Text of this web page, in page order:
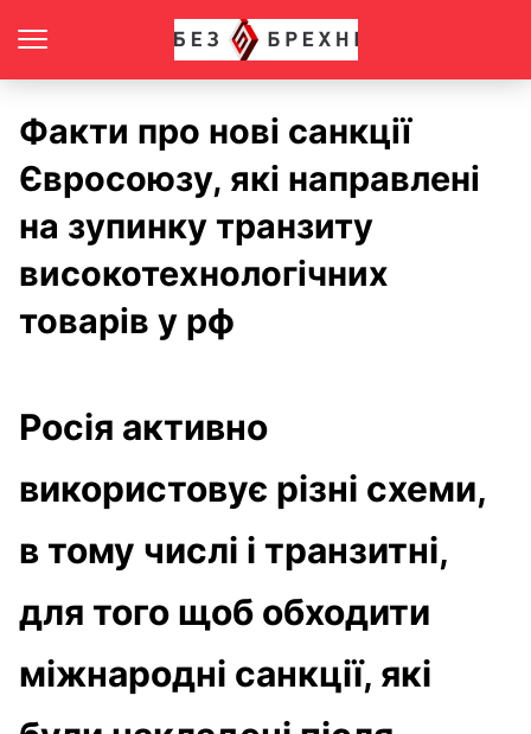
Факти про нові санкції
Євросоюзу, які направлені
на зупинку транзиту
високотехнологічних
товарів у рф
Росія активно
використовує різні схеми,
в тому числі і транзитні,
для того щоб обходити
міжнародні санкції, які